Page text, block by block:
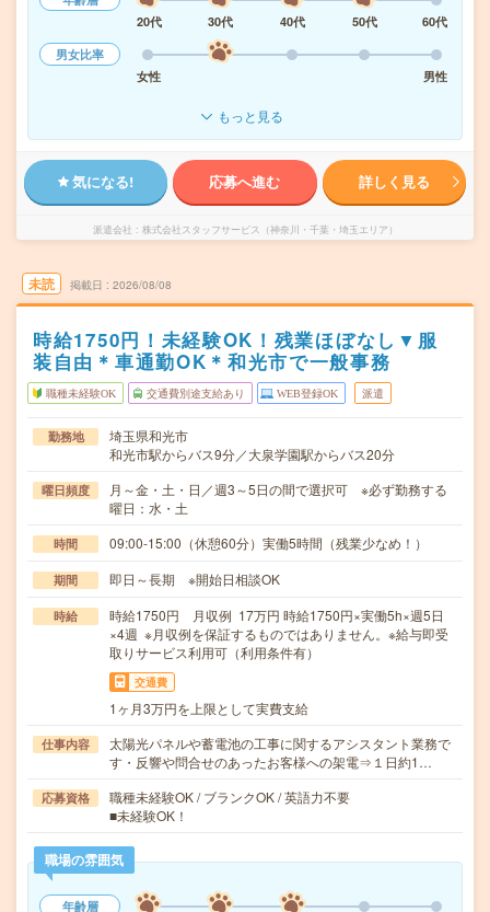
20代
30代 40代 50代
60代
男女比率
女性
男性
もっと見る
気になる! 応募へ進む 詳しく見る
派遣会社 株式会社スタッフサービス（神奈川・千葉・埼玉エリア）
未読 掲載日 2026/08/08
時給1750円！未経験OK！残業ほぼなし▼服
装自由＊車通勤OK＊和光市で一般事務
職種未経験OK 交通費別途支給あり WEB登録OK 派遣
勤務地
埼玉県和光市
和光市駅からバス9分／大泉学園駅からバス20分
曜日頻度
月～金・土・日／週3～5日の間で選択可 ※必ず勤務する
曜日：水・土
時間 09:00-15:00（休憩60分）実働5時間（残業少なめ！）
期間 即日～長期 ※開始日相談OK
時給
時給1750円 月収例 17万円 時給1750円×実働5h×週5日
×4週 ※月収例を保証するものではありません。※給与即受
取りサービス利用可（利用条件有）
交通費
1ヶ月3万円を上限として実費支給
仕事内容
太陽光パネルや蓄電池の工事に関するアシスタント業務で
す・反響や問合せのあったお客様への架電⇒１日約1…
応募資格
職種未経験OK / ブランクOK / 英語力不要
■未経験OK！
職場の雰囲気
年齢層